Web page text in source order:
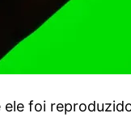
ele foi